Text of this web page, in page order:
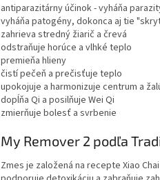
antiparazitárny účinok - vyháňa
vyháňa patogény, dokonca aj tie
zahrieva stredný žiarič a črevá
odstraňuje horúce a vlhké teplo
premieňa hlieny
čistí pečeň a prečisťuje teplo
upokojuje a harmonizuje centrum a
dopĺňa Qi a posilňuje Wei Qi
zmierňuje bolesť a svrbenie
My Remover 2 podľa
Zmes je založená na recepte Xiao